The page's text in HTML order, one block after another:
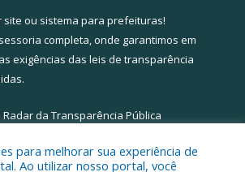
site ou sistema para prefeituras!
completa, onde garantimos em
exigências das leis de transparência
Radar da Transparência Pública
para melhorar sua experiência de
Ao utilizar nosso portal, você